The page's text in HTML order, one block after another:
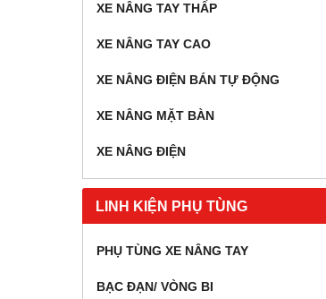
XE NÂNG TAY THẤP
XE NÂNG TAY CAO
XE NÂNG ĐIỆN BÁN TỰ ĐỘNG
XE NÂNG MẶT BÀN
XE NÂNG ĐIỆN
LINH KIỆN PHỤ TÙNG
PHỤ TÙNG XE NÂNG TAY
BẠC ĐẠN/ VÒNG BI